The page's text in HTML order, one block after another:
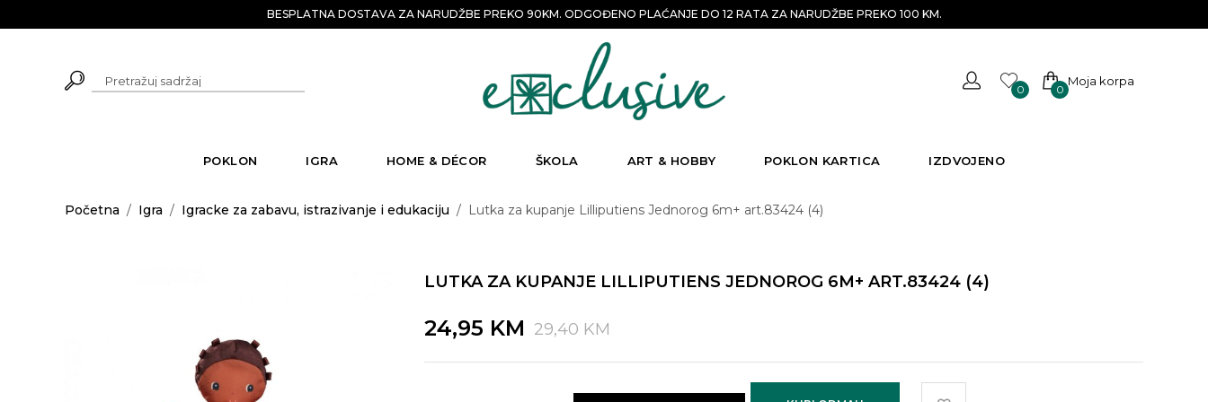
BESPLATNA DOSTAVA ZA NARUDŽBE PREKO 90KM. ODGOĐENO PLAĆANJE DO 12 RATA ZA NARUDŽBE PREKO 100 KM.
0 0
Moja korpa
POKLON IGRA HOME & DÉCOR ŠKOLA ART & HOBBY POKLON KARTICA IZDVOJENO
Početna / Igra / Igracke za zabavu, istrazivanje i edukaciju / Lutka za kupanje Lilliputiens Jednorog 6m+ art.83424 (4)
LUTKA ZA KUPANJE LILLIPUTIENS JEDNOROG 6M+ ART.83424 (4)
29,40 KM
24,95 KM